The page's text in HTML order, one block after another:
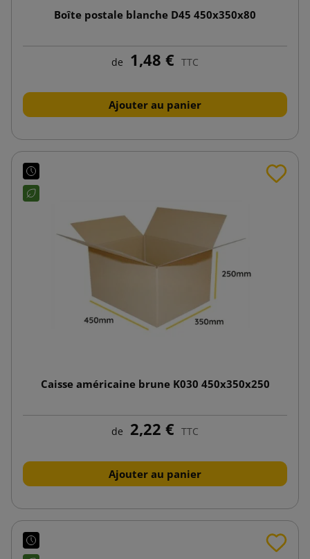
Boîte postale blanche D45 450x350x80
de 1,48 € TTC
Ajouter au panier
Caisse américaine brune K030 450x350x250
de 2,22 € TTC
Ajouter au panier